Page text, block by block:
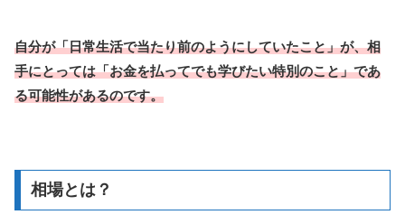
自分が「日常生活で当たり前のようにしていたこと」が、相
手にとっては「お金を払ってでも学びたい特別のこと」であ
る可能性があるのです。
相場とは？